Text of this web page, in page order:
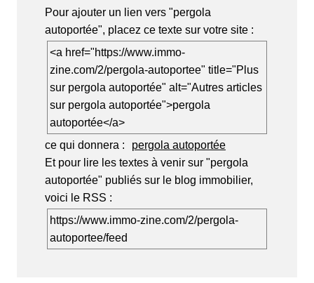
Pour ajouter un lien vers "pergola
autoportée", placez ce texte sur votre site :
<a href="https://www.immo-
zine.com/2/pergola-autoportee" title="Plus
sur pergola autoportée" alt="Autres articles
sur pergola autoportée">pergola
autoportée</a>
ce qui donnera :
pergola autoportée
Et pour lire les textes à venir sur "pergola
autoportée" publiés sur le blog immobilier,
voici le RSS :
https://www.immo-zine.com/2/pergola-
autoportee/feed